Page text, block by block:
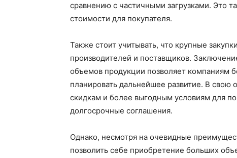
сравнению с частичными загрузками. Это
стоимости для покупателя.
Также стоит учитывать, что крупные
производителей и поставщиков.
объемов продукции позволяет компаниям
планировать дальнейшее развитие. В
скидкам и более выгодным условиям для
долгосрочные соглашения.
Однако, несмотря на очевидные
позволить себе приобретение больших